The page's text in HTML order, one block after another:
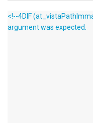
<!--4DIF
argument was expected.